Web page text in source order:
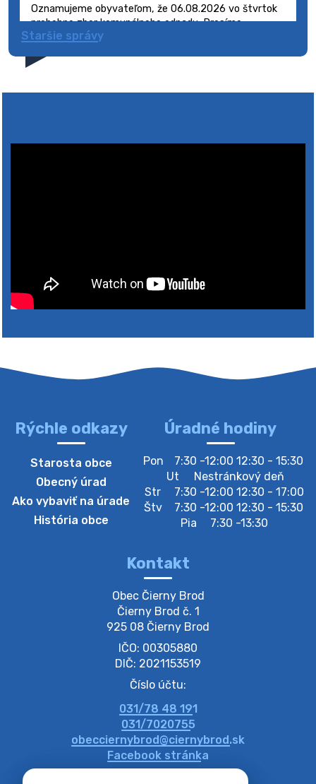
Oznamujeme obyvateľom, že 06.08.2026 vo štvrtok
prebehne zber komunálneho odpadu. Prosíme
obyvateľov, aby smetné nádoby s odpadom vyložili
5. augusta 2026 08:41
4. augusta 2026 10:05
Zberný dvor-Gyűjtőudvar
Oznamujeme obyvateľom, že v stredu 05. augusta
bude zberný dvor zatvorený. Értesítjük a lakosokat,
hogy szerdán augusztus 05-én a gyűjtőudvar zárva
lesz https://ciernybrod.sk?p=214…
Zber separovaného odpadu plastu-
Szeparált műanya…
Oznamujeme obyvateľom, že v stredu 05. augusta
prebehne zber separovaného odpadu plastu. Prosíme
obyvateľov, aby vrecia s odpadom vyložili pred dom už
večer vopred, nakoľko firma F…
4. augusta 2026 09:51
Oznámenie o plánovanom prerušení dodávky
elektri…
Oznamujeme Vám, že v určitých dňoch bude v
niektorých častiach našej obce plánované prerušenie
distribúcie elektrickej energie. Podrobné informácie o
Staršie správy
Rýchle odkazy
Starosta obce
Obecný úrad
Ako vybaviť na úrade
História obce
Úradné hodiny
Pon
7:30 -12:00 12:30 - 15:30
Ut
Nestránkový deň
Str
7:30 -12:00 12:30 - 17:00
Štv
7:30 -12:00 12:30 - 15:30
Pia
7:30 -13:30
Kontakt
Obec Čierny Brod
Čierny Brod č. 1
925 08 Čierny Brod
IČO: 00305880
DIČ: 2021153519
Číslo účtu:
031/78 48 191
031/7020755
obecciernybrod@ciernybrod.sk
Facebook stránka